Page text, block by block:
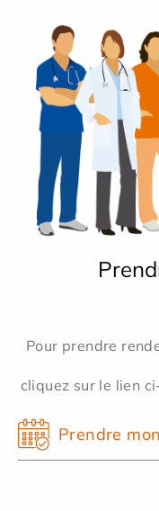
Pour prendre
cliquez sur le lien
Prendre